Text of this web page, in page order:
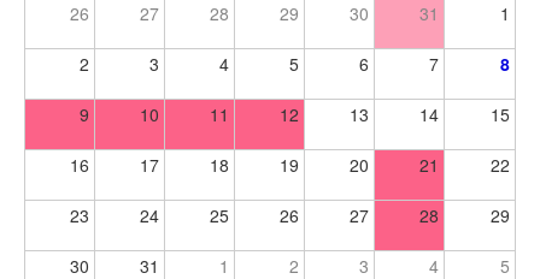
26 27 28 29 30 31 1
2 3 4 5 6 7 8
9 10 11 12 13 14 15
16 17 18 19 20 21 22
23 24 25 26 27 28 29
30 31 1 2 3 4 5